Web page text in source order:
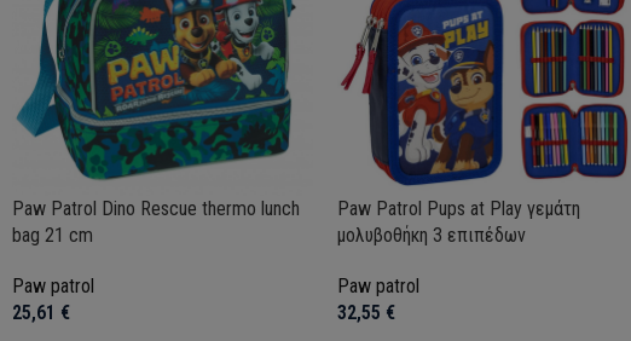
Paw Patrol Dino Rescue thermo lunch
bag 21 cm
Paw patrol
25,61 €
Paw Patrol Pups at Play γεμάτη
μολυβοθήκη 3 επιπέδων
Paw patrol
32,55 €